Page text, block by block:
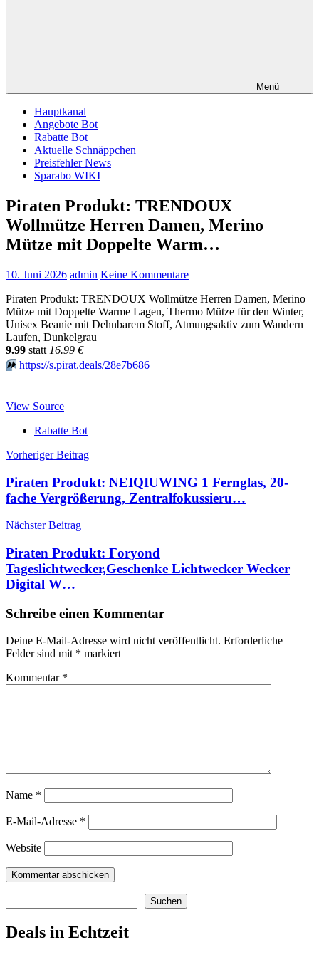
Menü
Hauptkanal
Angebote Bot
Rabatte Bot
Aktuelle Schnäppchen
Preisfehler News
Sparabo WIKI
Piraten Produkt: TRENDOUX
Wollmütze Herren Damen, Merino
Mütze mit Doppelte Warm…
10. Juni 2026 admin Keine Kommentare
Piraten Produkt: TRENDOUX Wollmütze Herren Damen, Merino
Mütze mit Doppelte Warme Lagen, Thermo Mütze für den Winter,
Unisex Beanie mit Dehnbarem Stoff, Atmungsaktiv zum Wandern
Laufen, Dunkelgrau
9.99 statt 16.99 €
⏩️ https://s.pirat.deals/28e7b686
View Source
Rabatte Bot
Beitragsnavigation
Vorheriger Beitrag
Piraten Produkt: NEIQIUWING 1 Fernglas, 20-
fache Vergrößerung, Zentralfokussieru…
Nächster Beitrag
Piraten Produkt: Foryond
Tageslichtwecker,Geschenke Lichtwecker Wecker
Digital W…
Schreibe einen Kommentar
Deine E-Mail-Adresse wird nicht veröffentlicht. Erforderliche
Felder sind mit * markiert
Kommentar *
Name *
E-Mail-Adresse *
Website
Suchen
Deals in Echtzeit